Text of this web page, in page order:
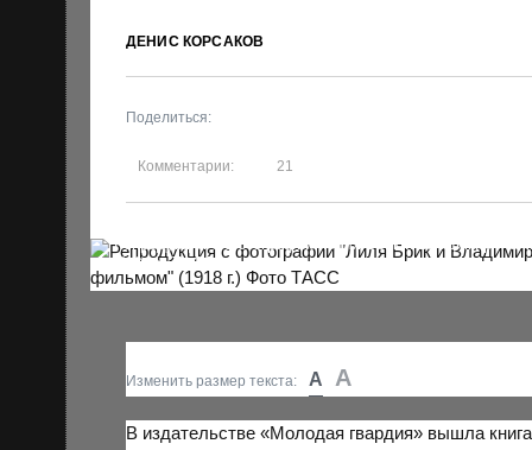
ДЕНИС КОРСАКОВ
Поделиться:
Комментарии: 21
Репродукция с фотографии "Лиля Брик и Владимир
г.) Фото ТАСС
Изменить размер текста: A A
В издательстве «Молодая гвардия» вышла